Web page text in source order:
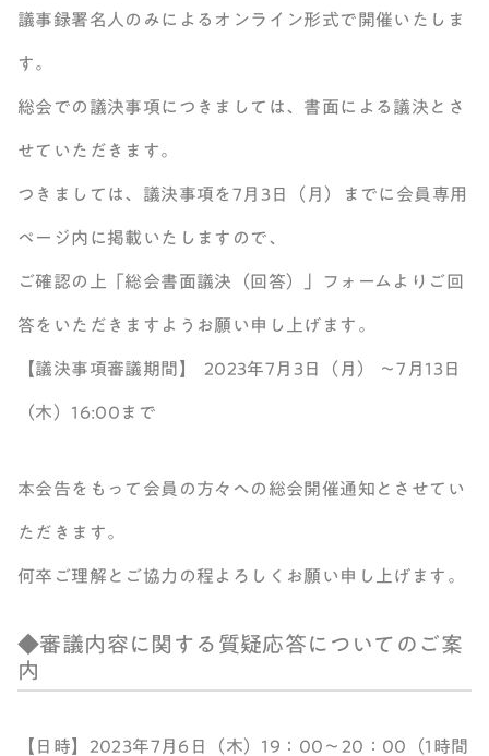
議事録署名人のみによるオンライン形式で開催いたしま
す。
総会での議決事項につきましては、書面による議決とさ
せていただきます。
つきましては、議決事項を7月3日（月）までに会員専用
ページ内に掲載いたしますので、
ご確認の上「総会書面議決（回答）」フォームよりご回
答をいただきますようお願い申し上げます。
【議決事項審議期間】 2023年7月3日（月） ～7月13日
（木）16:00まで
本会告をもって会員の方々への総会開催通知とさせてい
ただきます。
何卒ご理解とご協力の程よろしくお願い申し上げます。
◆審議内容に関する質疑応答についてのご案
内
【日時】2023年7月6日（木）19：00～20：00（1時間